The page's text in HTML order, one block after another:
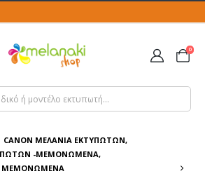
0
CANON ΜΕΛΆΝΙΑ ΕΚΤΥΠΩΤΏΝ,
-ΜΕΜΟΝΩΜΈΝΑ,
ΜΕΜΟΝΩΜΈΝΑ